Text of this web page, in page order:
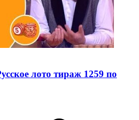
лото тираж 1259 по